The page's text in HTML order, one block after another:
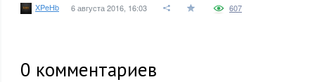
XPeHb 6 августа 2016, 16:03 607
0 комментариев